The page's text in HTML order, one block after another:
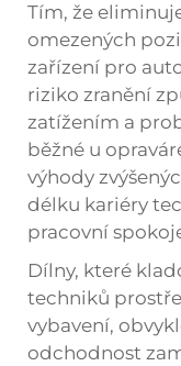
Tím, že
omezených
zařízení pro
riziko zranění
zatížením a
běžné u
výhody
délku kariéry
pracovní
Dílny, které
techniků
vybavení,
odchodnost